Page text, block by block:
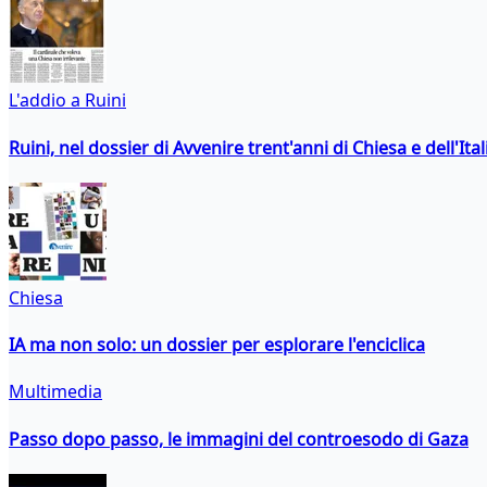
L'addio a Ruini
Ruini, nel dossier di Avvenire trent'anni di Chiesa e
Chiesa
IA ma non solo: un dossier per esplorare l'enciclica
Multimedia
Passo dopo passo, le immagini del controesodo di Gaza